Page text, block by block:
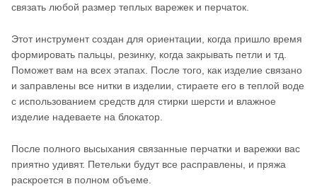
связать любой размер теплых варежек и перчаток.
Этот инструмент создан для ориентации, когда пришло время
формировать пальцы, резинку, когда закрывать петли и тд.
Поможет вам на всех этапах. После того, как изделие связано
и заправлены все нитки в изделии, стираете его в теплой воде
с использованием средств для стирки шерсти и влажное
изделие надеваете на блокатор.
После полного высыхания связанные перчатки и варежки вас
приятно удивят. Петельки будут все расправлены, и пряжа
раскроется в полном объеме.